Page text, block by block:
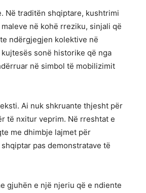
Në traditën shqiptare, kushtrimi
në kohë rreziku, sinjali që
ndërgjegjen kolektive në
sonë historike që nga
në simbol të mobilizimit
Ai nuk shkruante thjesht për
të nxitur veprim. Në rreshtat e
me dhimbje lajmet për
pas demonstratave të
gjuhën e një njeriu që e ndiente